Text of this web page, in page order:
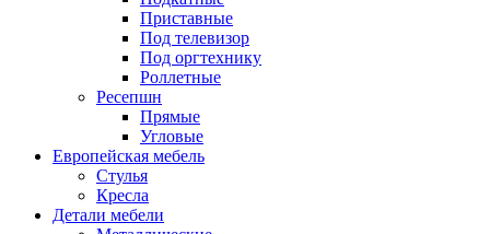
Приставные
Под телевизор
Под оргтехнику
Роллетные
Ресепшн
Прямые
Угловые
Европейская мебель
Стулья
Кресла
Детали мебели